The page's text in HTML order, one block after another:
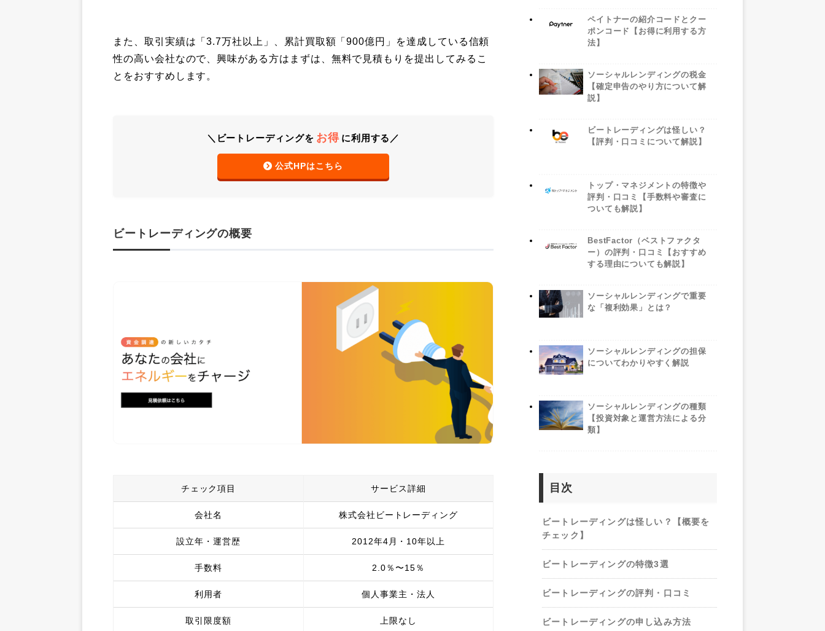
また、取引実績は「3.7万社以上」、累計買取額「900億円」を達成している信頼
性の高い会社なので、興味がある方はまずは、無料で見積もりを提出してみるこ
とをおすすめします。
＼ビートレーディングを お得 に利用する／
公式HPはこちら
ビートレーディングの概要
チェック項目 サービス詳細
会社名 株式会社ビートレーディング
設立年・運営歴 2012年4月・10年以上
手数料 2.0％〜15％
利用者 個人事業主・法人
取引限度額 上限なし
ペイトナーの紹介コードとクー
ポンコード【お得に利用する方
法】
ソーシャルレンディングの税金
【確定申告のやり方について解
説】
ビートレーディングは怪しい？
【評判・口コミについて解説】
トップ・マネジメントの特徴や
評判・口コミ【手数料や審査に
ついても解説】
BestFactor（ベストファクタ
ー）の評判・口コミ【おすすめ
する理由についても解説】
ソーシャルレンディングで重要
な「複利効果」とは？
ソーシャルレンディングの担保
についてわかりやすく解説
ソーシャルレンディングの種類
【投資対象と運営方法による分
類】
目次
ビートレーディングは怪しい？【概要を
チェック】
ビートレーディングの特徴3選
ビートレーディングの評判・口コミ
ビートレーディングの申し込み方法